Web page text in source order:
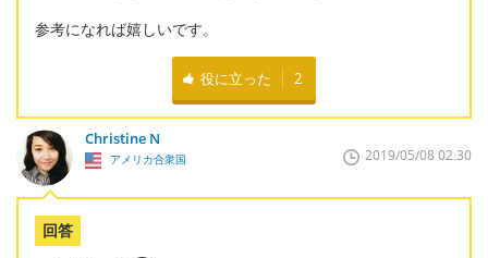
参考になれば嬉しいです。
役に立った 2
Christine N
アメリカ合衆国 2019/05/08 02:30
回答